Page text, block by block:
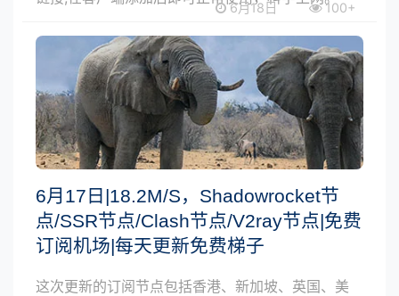
6月18日 100+
6月17日|18.2M/S，Shadowrocket节
点/SSR节点/Clash节点/V2ray节点|免费
订阅机场|每天更新免费梯子
这次更新的订阅节点包括香港、新加坡、英国、美